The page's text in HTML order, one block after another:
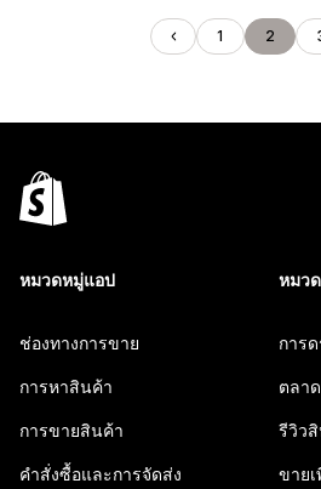
1 2
หมวดหมู่แอป
ช่องทางการขาย
การหาสินค้า
การขายสินค้า
คำสั่งซื้อและการจัดส่ง
หมว
การ
ตลาด
รีวิว
ขาย